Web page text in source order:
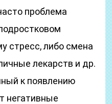
проблема
стресс, либо смена
лекарств и др.
к появлению
негативные